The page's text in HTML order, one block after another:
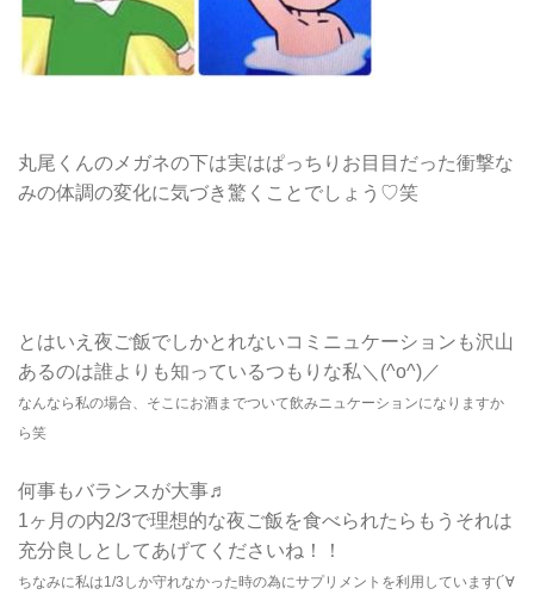
丸尾くんのメガネの下は実はぱっちりお目目だった衝撃な
みの体調の変化に気づき驚くことでしょう♡笑
とはいえ夜ご飯でしかとれないコミニュケーションも沢山
あるのは誰よりも知っているつもりな私＼(^o^)／
なんなら私の場合、そこにお酒までついて飲みニュケーションになりますか
ら笑
何事もバランスが大事♬
1ヶ月の内2/3で理想的な夜ご飯を食べられたらもうそれは
充分良しとしてあげてくださいね！！
ちなみに私は1/3しか守れなかった時の為にサプリメントを利用しています(´∀